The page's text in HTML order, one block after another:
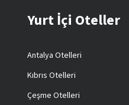
Yurt İçi Oteller
Antalya Otelleri
Kıbrıs Otelleri
Çeşme Otelleri